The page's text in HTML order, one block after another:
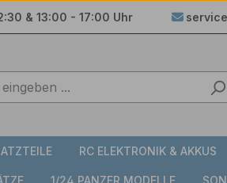
& 13:00 - 17:00 Uhr
RC ELEKTRONIK & AKKUS